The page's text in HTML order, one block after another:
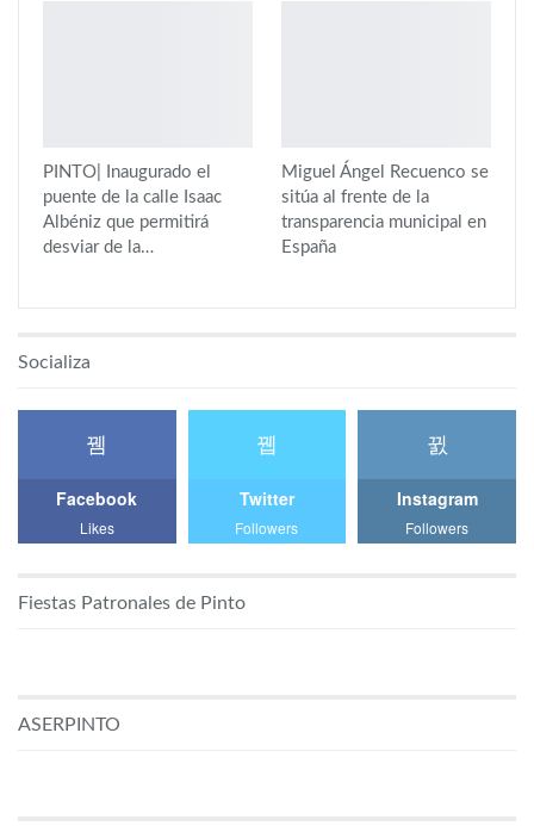
PINTO| Inaugurado el
puente de la calle Isaac
Albéniz que permitirá
desviar de la…
Miguel Ángel Recuenco se
sitúa al frente de la
transparencia municipal en
España
Socializa
Facebook
Likes
Twitter
Followers
Instagram
Followers
Fiestas Patronales de Pinto
ASERPINTO